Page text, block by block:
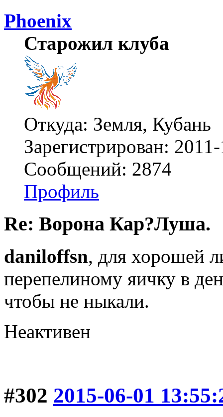
Phoenix
Старожил клуба
Откуда: Земля, Кубань
Зарегистрирован:
Сообщений: 2874
Профиль
Re: Ворона Кар?Луша.
daniloffsn, для хорошей
перепелиному яичку в
чтобы не ныкали.
Неактивен
#302 2015-06-01